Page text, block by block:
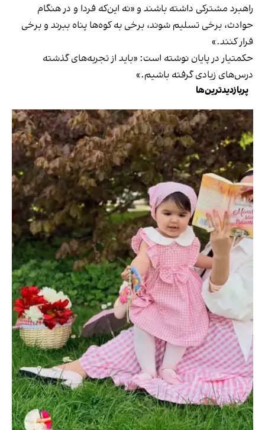
راهبرد مشترکی داشته باشند و «نه این‌که فردا و در هنگام
حوادث، برخی تسلیم شوند، برخی به کوه‌ها پناه ببرند و برخی
فرار کنند.»
حکمتیار در پایان نوشته است: «باید از تجربه‌های گذشته
درس‌های زیادی گرفته باشیم.»
پربازدیدترین‌ها